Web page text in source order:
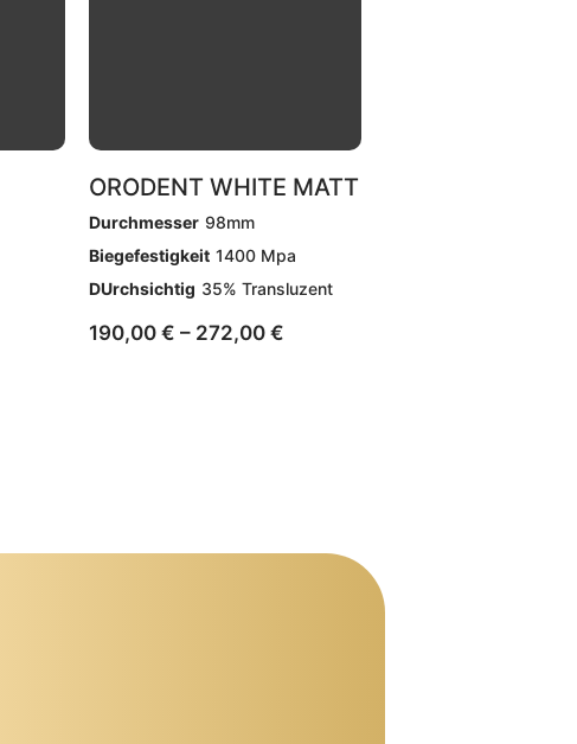
ORODENT WHITE MATT
Durchmesser 98mm
Biegefestigkeit 1400 Mpa
DUrchsichtig 35% Transluzent
190,00 € – 272,00 €